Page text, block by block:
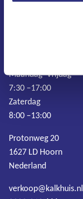
Maandag–Vrijdag
7:30 –17:00
Zaterdag
8:00 –13:00
Protonweg 20
1627 LD Hoorn
Nederland
verkoop@kalkhuis.nl